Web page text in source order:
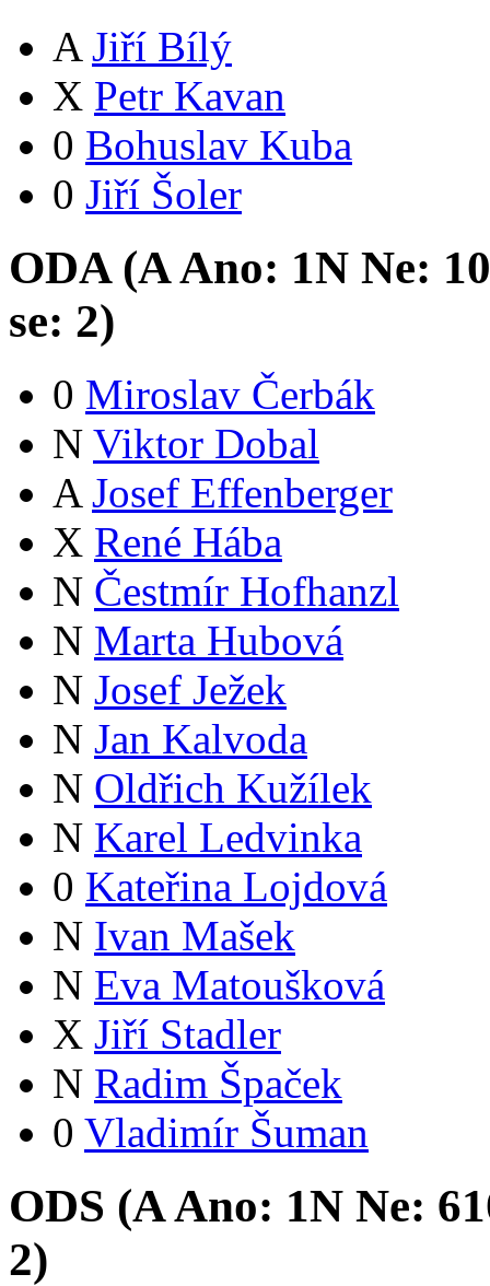
A Jiří Bílý
X Petr Kavan
0 Bohuslav Kuba
0 Jiří Šoler
ODA (AAno: 1N Ne: 10
se: 2)
0 Miroslav Čerbák
N Viktor Dobal
A Josef Effenberger
X René Hába
N Čestmír Hofhanzl
N Marta Hubová
N Josef Ježek
N Jan Kalvoda
N Oldřich Kužílek
N Karel Ledvinka
0 Kateřina Lojdová
N Ivan Mašek
N Eva Matoušková
X Jiří Stadler
N Radim Špaček
0 Vladimír Šuman
ODS (AAno: 1N Ne: 61
2)